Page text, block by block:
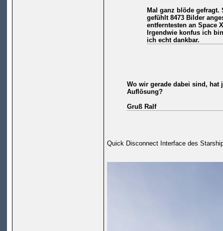
Mal ganz blöde gefragt.
gefühlt 8473 Bilder
entferntesten an Space
Irgendwie konfus ich
ich echt dankbar.
Wo wir gerade dabei sind, hat
Auflösung?
Gruß Ralf
Quick Disconnect Interface des